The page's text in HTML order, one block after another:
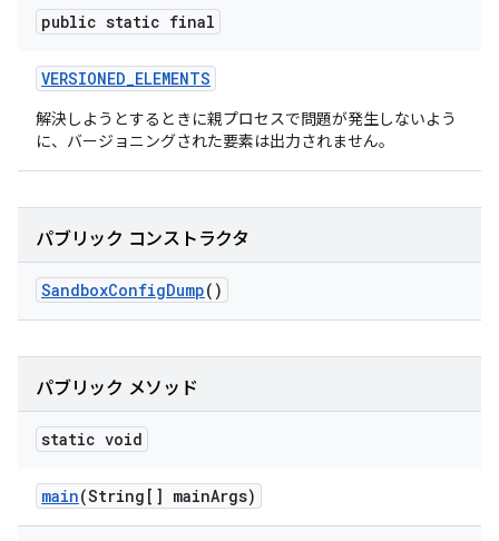
public static final
VERSIONED_ELEMENTS
解決しようとするときに親プロセスで問題が発生しないよう
に、バージョニングされた要素は出力されません。
パブリック コンストラクタ
SandboxConfigDump()
パブリック メソッド
static void
main(String[] mainArgs)